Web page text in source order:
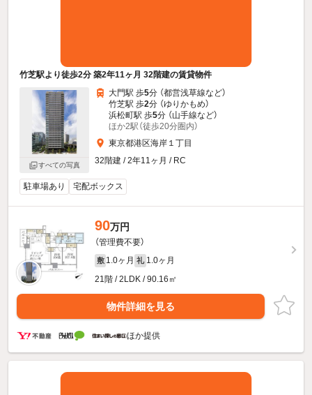
竹芝駅より徒歩2分 築2年11ヶ月 32階建の賃貸物件
すべての写真
大門駅 歩5分 （都営浅草線など）
竹芝駅 歩2分 （ゆりかもめ）
浜松町駅 歩5分 （山手線など）
ほか2駅（徒歩20分圏内）
東京都港区海岸１丁目
32階建 / 2年11ヶ月 / RC
駐車場あり 宅配ボックス
90万円
（管理費不要）
敷 1.0ヶ月 礼 1.0ヶ月
21階 / 2LDK / 90.16㎡
物件詳細を見る
ほか提供